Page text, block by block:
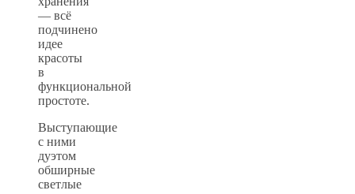
— всё
подчинено
идее
красоты
в
функциональной
простоте.
Выступающие
с ними
дуэтом
обширные
светлые